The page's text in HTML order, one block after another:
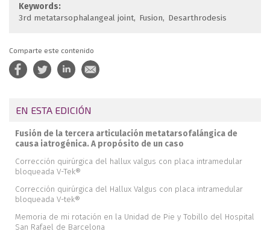
Keywords:
3rd metatarsophalangeal joint Fusion Desarthrodesis
Comparte este contenido
EN ESTA EDICIÓN
Fusión de la tercera articulación metatarsofalángica de
causa iatrogénica. A propósito de un caso
Corrección quirúrgica del hallux valgus con placa intramedular
bloqueada V-Tek®
Corrección quirúrgica del Hallux Valgus con placa intramedular
bloqueada V-tek®
Memoria de mi rotación en la Unidad de Pie y Tobillo del Hospital
San Rafael de Barcelona